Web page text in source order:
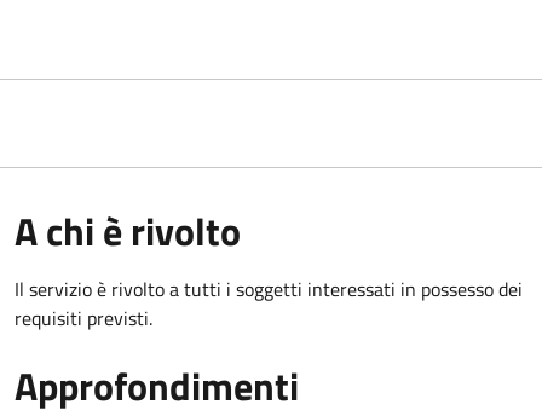
A chi è rivolto
Il servizio è rivolto a tutti i soggetti interessati in possesso dei
requisiti previsti.
Approfondimenti